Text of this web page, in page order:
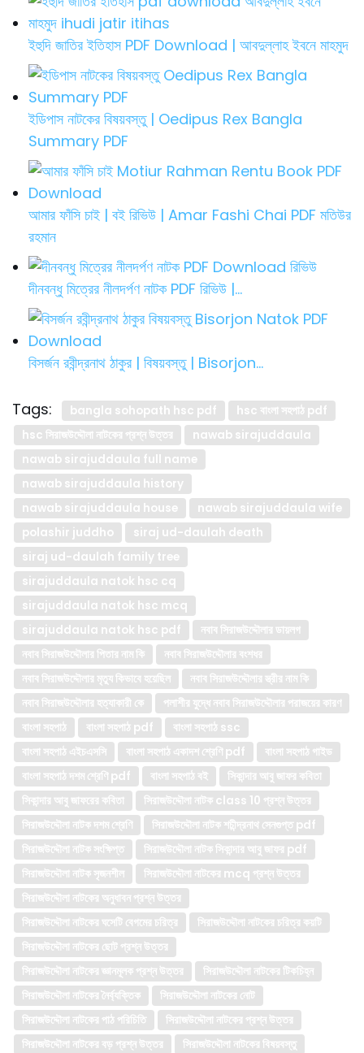
ইহুদি জাতির ইতিহাস PDF Download | আবদুল্লাহ ইবনে মাহমুদ
ইডিপাস নাটকের বিষয়বস্তু | Oedipus Rex Bangla
Summary PDF
আমার ফাঁসি চাই | বই রিভিউ | Amar Fashi Chai PDF মতিউর
রহমান
দীনবন্ধু মিত্রের নীলদর্পণ নাটক PDF রিভিউ |…
বিসর্জন রবীন্দ্রনাথ ঠাকুর | বিষয়বস্তু | Bisorjon…
Tags: bangla sohopath hsc pdf
hsc বাংলা সহপাঠ pdf
hsc সিরাজউদ্দৌলা নাটকের প্রশ্ন উত্তর
nawab sirajuddaula
nawab sirajuddaula full name
nawab sirajuddaula history
nawab sirajuddaula house
nawab sirajuddaula wife
polashir juddho
siraj ud-daulah death
siraj ud-daulah family tree
sirajuddaula natok hsc cq
sirajuddaula natok hsc mcq
sirajuddaula natok hsc pdf
নবাব সিরাজউদ্দৌলার ডায়লগ
নবাব সিরাজউদ্দৌলার পিতার নাম কি
নবাব সিরাজউদ্দৌলার বংশধর
নবাব সিরাজউদ্দৌলার মৃত্যু কিভাবে হয়েছিল
নবাব সিরাজউদ্দৌলার স্ত্রীর নাম কি
নবাব সিরাজউদ্দৌলার হত্যাকারী কে
পলাশীর যুদ্ধে নবাব সিরাজউদ্দৌলার পরাজয়ের কারণ
বাংলা সহপাঠ
বাংলা সহপাঠ pdf
বাংলা সহপাঠ ssc
বাংলা সহপাঠ এইচএসসি
বাংলা সহপাঠ একাদশ শ্রেণি pdf
বাংলা সহপাঠ গাইড
বাংলা সহপাঠ দশম শ্রেণি pdf
বাংলা সহপাঠ বই
সিকান্দার আবু জাফর কবিতা
সিকান্দার আবু জাফরের কবিতা
সিরাজউদ্দৌলা নাটক class 10 প্রশ্ন উত্তর
সিরাজউদ্দৌলা নাটক দশম শ্রেণি
সিরাজউদ্দৌলা নাটক শচীন্দ্রনাথ সেনগুপ্ত pdf
সিরাজউদ্দৌলা নাটক সংক্ষিপ্ত
সিরাজউদ্দৌলা নাটক সিকান্দার আবু জাফর pdf
সিরাজউদ্দৌলা নাটক সৃজনশীল
সিরাজউদ্দৌলা নাটকের mcq প্রশ্ন উত্তর
সিরাজউদ্দৌলা নাটকের অনুধাবন প্রশ্ন উত্তর
সিরাজউদ্দৌলা নাটকের ঘসেটি বেগমের চরিত্র
সিরাজউদ্দৌলা নাটকের চরিত্র কয়টি
সিরাজউদ্দৌলা নাটকের ছোট প্রশ্ন উত্তর
সিরাজউদ্দৌলা নাটকের জ্ঞানমূলক প্রশ্ন উত্তর
সিরাজউদ্দৌলা নাটকের টিকচিহ্ন
সিরাজউদ্দৌলা নাটকের নৈর্ব্যক্তিক
সিরাজউদ্দৌলা নাটকের নোট
সিরাজউদ্দৌলা নাটকের পাঠ পরিচিতি
সিরাজউদ্দৌলা নাটকের প্রশ্ন উত্তর
সিরাজউদ্দৌলা নাটকের বড় প্রশ্ন উত্তর
সিরাজউদ্দৌলা নাটকের বিষয়বস্তু